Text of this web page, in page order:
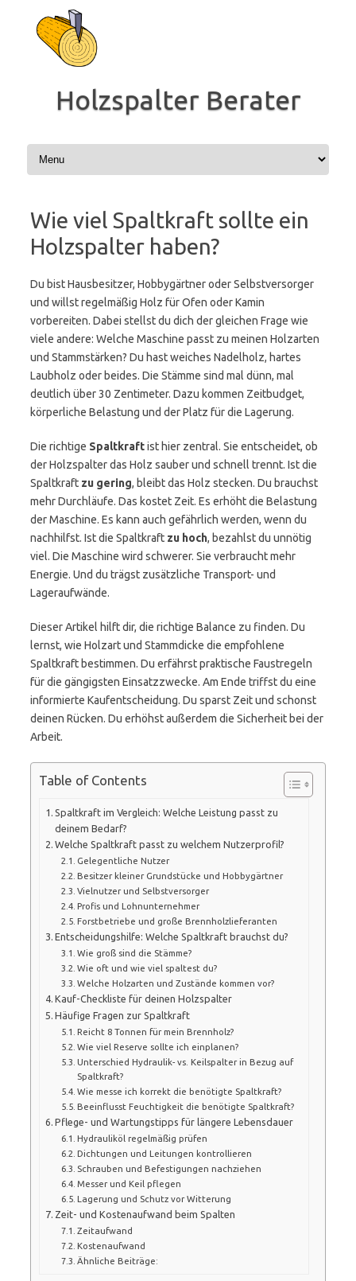
Inhalt
springen
Holzspalter Berater
Wie viel Spaltkraft sollte ein
Holzspalter haben?
Du bist Hausbesitzer, Hobbygärtner oder Selbstversorger
und willst regelmäßig Holz für Ofen oder Kamin
vorbereiten. Dabei stellst du dich der gleichen Frage wie
viele andere: Welche Maschine passt zu meinen Holzarten
und Stammstärken? Du hast weiches Nadelholz, hartes
Laubholz oder beides. Die Stämme sind mal dünn, mal
deutlich über 30 Zentimeter. Dazu kommen Zeitbudget,
körperliche Belastung und der Platz für die Lagerung.
Die richtige Spaltkraftist hier zentral. Sie entscheidet, ob
der Holzspalter das Holz sauber und schnell trennt. Ist die
Spaltkraft zu gering, bleibt das Holz stecken. Du brauchst
mehr Durchläufe. Das kostet Zeit. Es erhöht die Belastung
der Maschine. Es kann auch gefährlich werden, wenn du
nachhilfst. Ist die Spaltkraft zu hoch, bezahlst du unnötig
viel. Die Maschine wird schwerer. Sie verbraucht mehr
Energie. Und du trägst zusätzliche Transport- und
Lageraufwände.
Dieser Artikel hilft dir, die richtige Balance zu finden. Du
lernst, wie Holzart und Stammdicke die empfohlene
Spaltkraft bestimmen. Du erfährst praktische Faustregeln
für die gängigsten Einsatzzwecke. Am Ende triffst du eine
informierte Kaufentscheidung. Du sparst Zeit und schonst
deinen Rücken. Du erhöhst außerdem die Sicherheit bei der
Arbeit.
Table of Contents
Spaltkraft im Vergleich: Welche Leistung passt zu
deinem Bedarf?
Welche Spaltkraft passt zu welchem Nutzerprofil?
Gelegentliche Nutzer
Besitzer kleiner Grundstücke und Hobbygärtner
Vielnutzer und Selbstversorger
Profis und Lohnunternehmer
Forstbetriebe und große Brennholzlieferanten
Entscheidungshilfe: Welche Spaltkraft brauchst du?
Wie groß sind die Stämme?
Wie oft und wie viel spaltest du?
Welche Holzarten und Zustände kommen vor?
Kauf-Checkliste für deinen Holzspalter
Häufige Fragen zur Spaltkraft
Reicht 8 Tonnen für mein Brennholz?
Wie viel Reserve sollte ich einplanen?
Unterschied Hydraulik- vs. Keilspalter in Bezug auf
Spaltkraft?
Wie messe ich korrekt die benötigte Spaltkraft?
Beeinflusst Feuchtigkeit die benötigte Spaltkraft?
Pflege- und Wartungstipps für längere Lebensdauer
Hydrauliköl regelmäßig prüfen
Dichtungen und Leitungen kontrollieren
Schrauben und Befestigungen nachziehen
Messer und Keil pflegen
Lagerung und Schutz vor Witterung
Zeit- und Kostenaufwand beim Spalten
Zeitaufwand
Kostenaufwand
Ähnliche Beiträge: